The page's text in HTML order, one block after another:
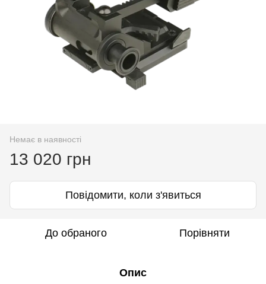
Немає в наявності
13 020 грн
Повідомити, коли з'явиться
До обраного Порівняти
Опис